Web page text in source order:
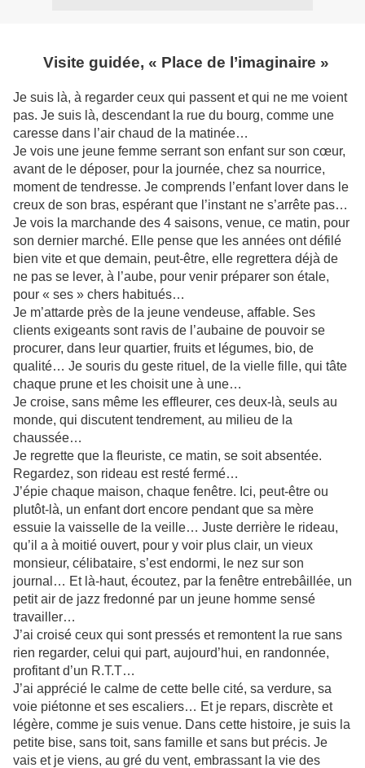
Visite guidée, « Place de l’imaginaire »
Je suis là, à regarder ceux qui passent et qui ne me voient
pas. Je suis là, descendant la rue du bourg, comme une
caresse dans l’air chaud de la matinée…
Je vois une jeune femme serrant son enfant sur son cœur,
avant de le déposer, pour la journée, chez sa nourrice,
moment de tendresse. Je comprends l’enfant lover dans le
creux de son bras, espérant que l’instant ne s’arrête pas…
Je vois la marchande des 4 saisons, venue, ce matin, pour
son dernier marché. Elle pense que les années ont défilé
bien vite et que demain, peut-être, elle regrettera déjà de
ne pas se lever, à l’aube, pour venir préparer son étale,
pour « ses » chers habitués…
Je m’attarde près de la jeune vendeuse, affable. Ses
clients exigeants sont ravis de l’aubaine de pouvoir se
procurer, dans leur quartier, fruits et légumes, bio, de
qualité… Je souris du geste rituel, de la vielle fille, qui tâte
chaque prune et les choisit une à une…
Je croise, sans même les effleurer, ces deux-là, seuls au
monde, qui discutent tendrement, au milieu de la
chaussée…
Je regrette que la fleuriste, ce matin, se soit absentée.
Regardez, son rideau est resté fermé…
J’épie chaque maison, chaque fenêtre. Ici, peut-être ou
plutôt-là, un enfant dort encore pendant que sa mère
essuie la vaisselle de la veille… Juste derrière le rideau,
qu’il a à moitié ouvert, pour y voir plus clair, un vieux
monsieur, célibataire, s’est endormi, le nez sur son
journal… Et là-haut, écoutez, par la fenêtre entrebâillée, un
petit air de jazz fredonné par un jeune homme sensé
travailler…
J’ai croisé ceux qui sont pressés et remontent la rue sans
rien regarder, celui qui part, aujourd’hui, en randonnée,
profitant d’un R.T.T…
J’ai apprécié le calme de cette belle cité, sa verdure, sa
voie piétonne et ses escaliers… Et je repars, discrète et
légère, comme je suis venue. Dans cette histoire, je suis la
petite bise, sans toit, sans famille et sans but précis. Je
vais et je viens, au gré du vent, embrassant la vie des